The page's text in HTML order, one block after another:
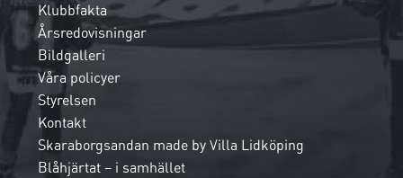
Klubbfakta
Årsredovisningar
Bildgalleri
Våra policyer
Styrelsen
Kontakt
Skaraborgsandan made by Villa Lidköping
Blåhjärtat – i samhället